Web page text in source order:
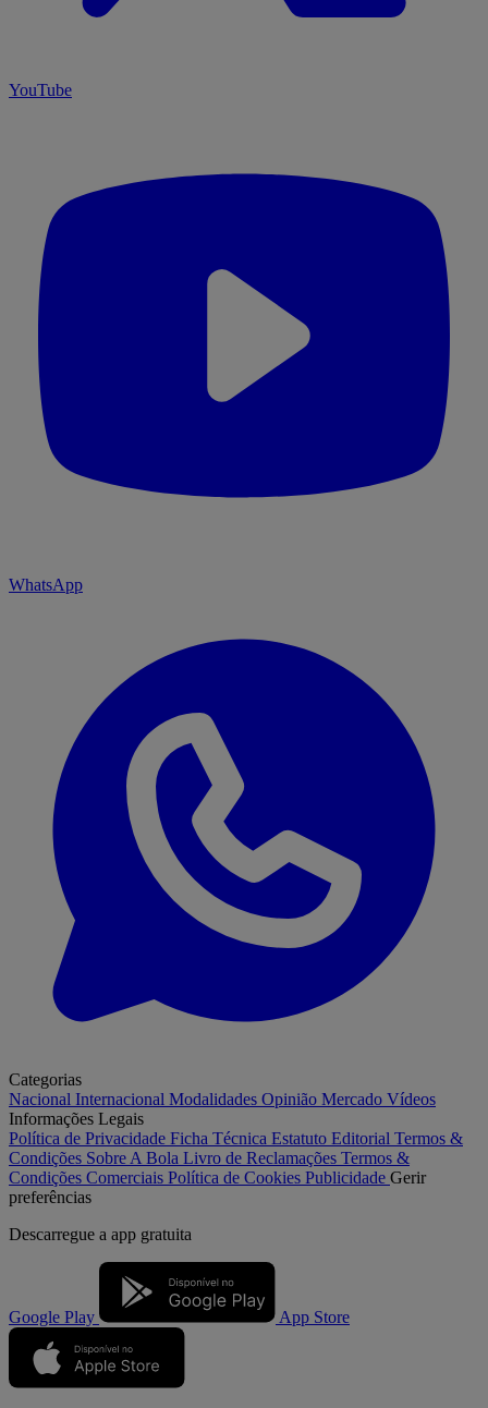
YouTube
WhatsApp
Categorias
Nacional Internacional Modalidades Opinião Mercado Vídeos
Informações Legais
Política de Privacidade Ficha Técnica Estatuto Editorial Termos &
Condições Sobre A Bola Livro de Reclamações Termos &
Condições Comerciais Política de Cookies Publicidade Gerir
preferências
Descarregue a app gratuita
Google Play App Store